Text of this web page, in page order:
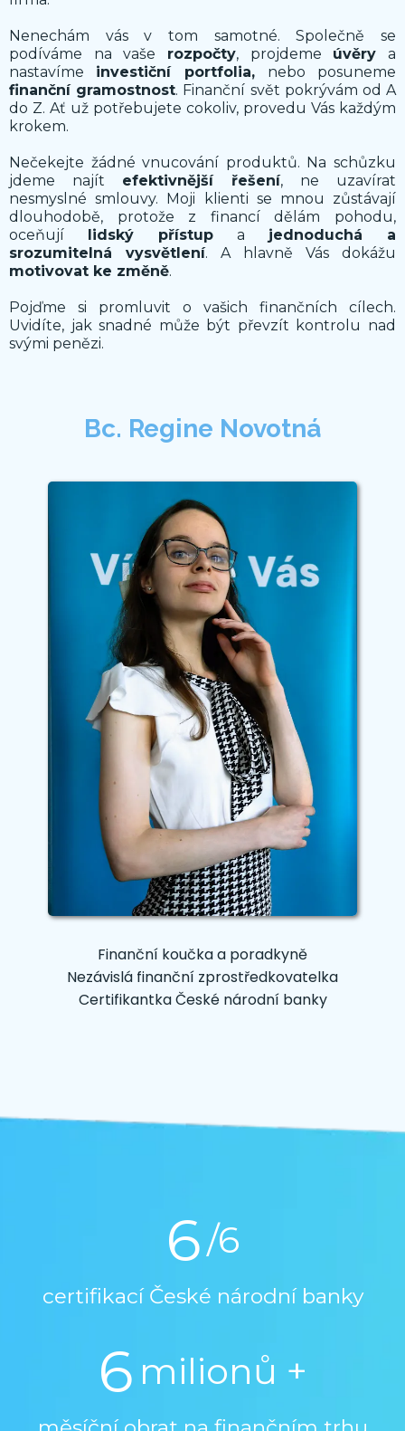
Nenechám vás v tom samotné. Společně se
podíváme na vaše rozpočty, projdeme úvěry a
nastavíme investiční portfolia, nebo posuneme
finanční gramostnost. Finanční svět pokrývám od A
do Z. Ať už potřebujete cokoliv, provedu Vás každým
krokem.
Nečekejte žádné vnucování produktů. Na schůzku
jdeme najít efektivnější řešení, ne uzavírat
nesmyslné smlouvy. Moji klienti se mnou zůstávají
dlouhodobě, protože z financí dělám pohodu,
oceňují lidský přístup a jednoduchá a
srozumitelná vysvětlení. A hlavně Vás dokážu
motivovat ke změně.
Pojďme si promluvit o vašich finančních cílech.
Uvidíte, jak snadné může být převzít kontrolu nad
svými penězi.
Bc. Regine Novotná
Finanční koučka a poradkyně
Nezávislá finanční zprostředkovatelka
Certifikantka České národní banky
6/6
certifikací České národní banky
6 milionů +